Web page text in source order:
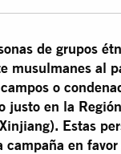
de grupos
musulmanes al
o
justo en la
Estas
en favor